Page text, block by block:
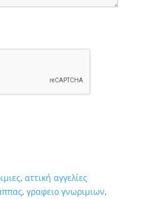
, αττική αγγελίες
, γραφειο γνωριμιων,